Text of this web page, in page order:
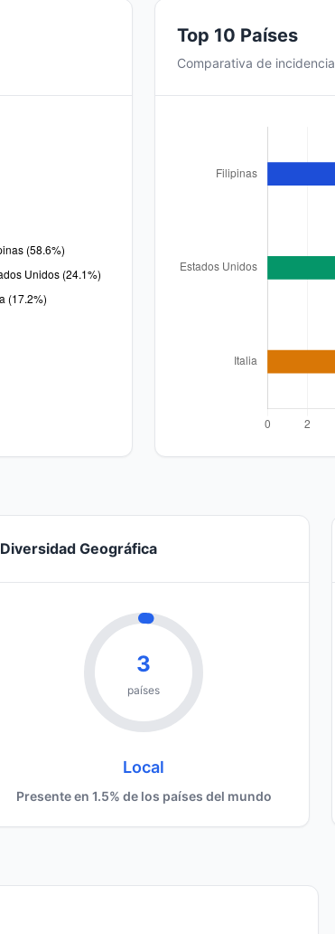
Top 10 Países
Comparativa de incidencia
Diversidad Geográfica
3
países
Local
Presente en 1.5% de los países del mundo